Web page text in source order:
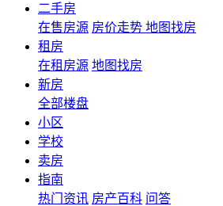
二手房
在售房源 房价走势 地图找房
租房
在租房源 地图找房
新房
全部楼盘
小区
学校
卖房
指南
热门资讯 房产百科 问答